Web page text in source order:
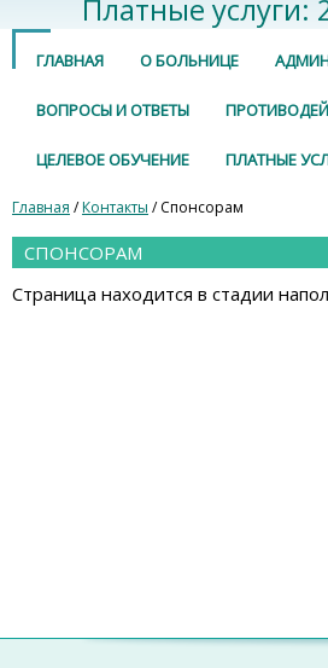
Платные услуги:
ГЛАВНАЯ О БОЛЬНИЦЕ
ВОПРОСЫ И ОТВЕТЫ
ЦЕЛЕВОЕ ОБУЧЕНИЕ ПЛАТНЫЕ
Главная /Контакты / Спонсорам
СПОНСОРАМ
Страница находится в стадии